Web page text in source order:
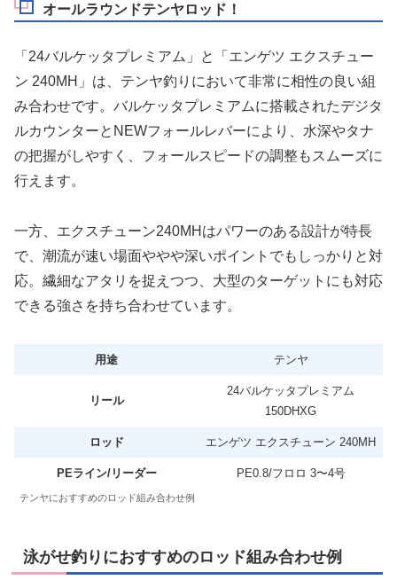
オールラウンドテンヤロッド！
「24バルケッタプレミアム」と「エンゲツ エクスチュー
ン 240MH」は、テンヤ釣りにおいて非常に相性の良い組
み合わせです。バルケッタプレミアムに搭載されたデジタ
ルカウンターとNEWフォールレバーにより、水深やタナ
の把握がしやすく、フォールスピードの調整もスムーズに
行えます。
一方、エクスチューン240MHはパワーのある設計が特長
で、潮流が速い場面ややや深いポイントでもしっかりと対
応。繊細なアタリを捉えつつ、大型のターゲットにも対応
できる強さを持ち合わせています。
用途 テンヤ
リール
24バルケッタプレミアム
150DHXG
ロッド エンゲツ エクスチューン 240MH
PEライン/リーダー PE0.8/フロロ 3〜4号
テンヤにおすすめのロッド組み合わせ例
泳がせ釣りにおすすめのロッド組み合わせ例